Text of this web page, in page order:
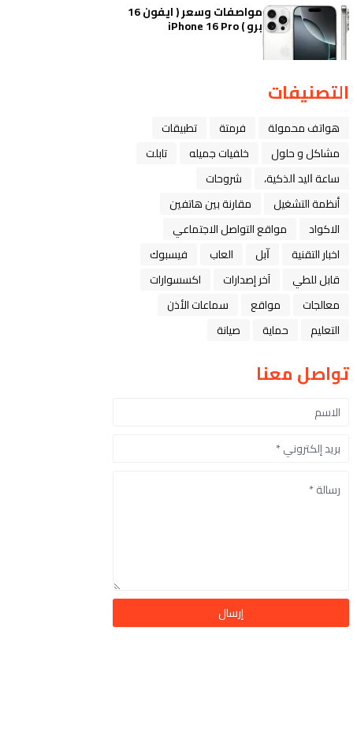
مواصفات وسعر ( ايفون 16
برو ) iPhone 16 Pro
التصنيفات
هواتف محمولة فرمتة
تطبيقات
مشاكل و حلول
خلفيات جميله
تابلت
ﺳﺎﻋﺔ ﺍﻟﻴﺪ ﺍﻟﺬﻛﻴﺔ،
شروحات
أنظمة التشغيل
مقارنة بين هاتفين
الاكواد
مواقع التواصل الاجتماعي
اخبار التقنية
ﺁﺑﻞ العاب
فيسبوك
قابل للطي
آخر إصدارات
اكسسوارات
معالجات
مواقع
سماعات الأذن
التعليم
حماية صيانة
تواصل معنا